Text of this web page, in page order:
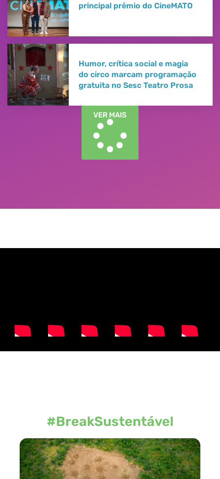
principal prêmio do CineMATO
Humor, crítica social e magia
do circo marcam programação
gratuita no Sesc Teatro Prosa
VER MAIS
#BreakSustentável